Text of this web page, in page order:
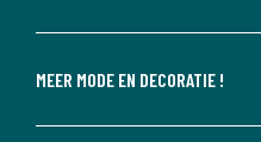
MEER MODE EN DECORATIE !